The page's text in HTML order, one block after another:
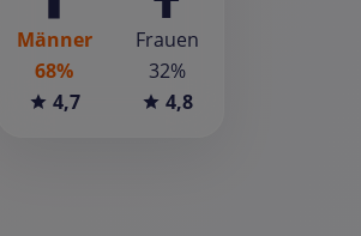
Männer
68%
4,7
Frauen
32%
4,8